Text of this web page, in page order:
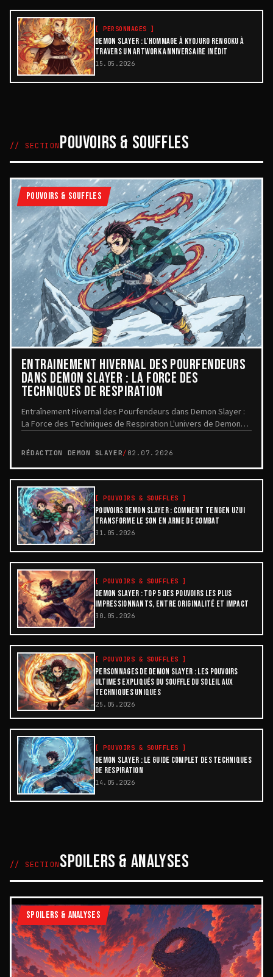
[ PERSONNAGES ]
DEMON SLAYER : L’HOMMAGE À KYOJURO RENGOKU À
TRAVERS UN ARTWORK ANNIVERSAIRE INÉDIT
15.05.2026
// SECTIONPOUVOIRS & SOUFFLES
POUVOIRS & SOUFFLES
ENTRAÎNEMENT HIVERNAL DES POURFENDEURS
DANS DEMON SLAYER : LA FORCE DES
TECHNIQUES DE RESPIRATION
Entraînement Hivernal des Pourfendeurs dans Demon Slayer :
La Force des Techniques de Respiration L'univers de Demon
RÉDACTION DEMON SLAYER/ 02.07.2026
[ POUVOIRS & SOUFFLES ]
POUVOIRS DEMON SLAYER : COMMENT TENGEN UZUI
TRANSFORME LE SON EN ARME DE COMBAT
31.05.2026
[ POUVOIRS & SOUFFLES ]
DEMON SLAYER : TOP 5 DES POUVOIRS LES PLUS
IMPRESSIONNANTS, ENTRE ORIGINALITÉ ET IMPACT
30.05.2026
[ POUVOIRS & SOUFFLES ]
PERSONNAGES DE DEMON SLAYER : LES POUVOIRS
ULTIMES EXPLIQUÉS DU SOUFFLE DU SOLEIL AUX
TECHNIQUES UNIQUES
25.05.2026
[ POUVOIRS & SOUFFLES ]
DEMON SLAYER : LE GUIDE COMPLET DES TECHNIQUES
DE RESPIRATION
14.05.2026
// SECTIONSPOILERS & ANALYSES
SPOILERS & ANALYSES